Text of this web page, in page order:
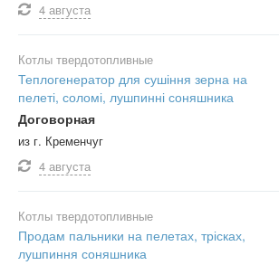
4 августа
Котлы твердотопливные
Теплогенератор для сушіння зерна на
пелеті, соломі, лушпинні соняшника
Договорная
из г. Кременчуг
4 августа
Котлы твердотопливные
Продам пальники на пелетах, трісках,
лушпиння соняшника